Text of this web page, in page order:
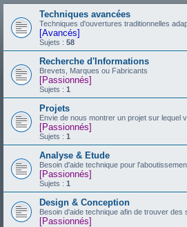
Techniques avancées
Techniques d'ouvertures traditionnelles
[Avancés]
Sujets : 58
Recherche d'Informations
Brevets, Marques ou Fabricants
[Passionnés]
Sujets : 1
Projets
Envie de nous montrer un projet sur lequel
[Passionnés]
Sujets : 1
Analyse & Etude
Besoin d'aide technique pour
[Passionnés]
Sujets : 1
Design & Conception
Besoin d'aide technique afin de trouver des
[Passionnés]